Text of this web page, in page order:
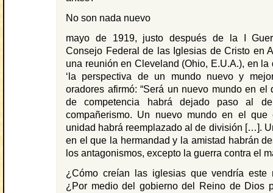
No son nada nuevo
mayo de 1919, justo después de la I
Consejo Federal de las Iglesias de Cristo en
una reunión en Cleveland (Ohio, E.U.A.), en la
‘la perspectiva de un mundo nuevo y
oradores afirmó: “Será un nuevo mundo en el
de competencia habrá dejado paso al
compañerismo. Un nuevo mundo en el
unidad habrá reemplazado al de división […].
en el que la hermandad y la amistad habrán
los antagonismos, excepto la guerra contra el
¿Cómo creían las iglesias que vendría este
¿Por medio del gobierno del Reino de Dios